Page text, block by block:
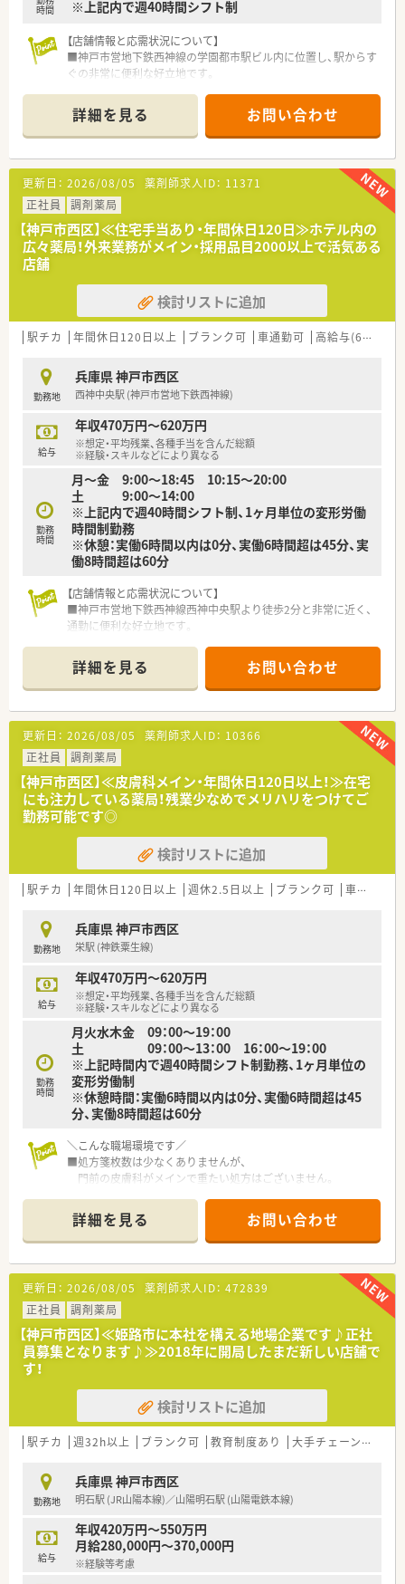
時間 ※上記内で週40時間シフト制
【店舗情報と応需状況について】
■神戸市営地下鉄西神線の学園都市駅ビル内に位置し、駅からす
ぐの非常に便利な好立地です。
から200枚ほど応需しています。
■常勤4名と非常勤1名の薬剤師に加え、事務3名の充実した人員
体制で業務を行っています。
【募集背景と求める人物像について】
■欠員補充のための急募案件であり、即戦力となる調剤経験をお
持ちの方を優先して探しています。
■長期的な組織形成を見据え、向上心を持って業務に取り組める
20代から30代の方を歓迎します。
■チームワークを大切にし、周囲と協調しながら柔軟な対応がで
【求人情報について】
■提示年収は経験やスキルを考慮し、420万円から最大550万円
の間で決定される予定です。
め、生活費の負担が軽減されます。
■賞与は年2回支給されており、平均で3.5ヶ月分の実績があるた
め安定した収入が見込めます。
【想定されるキャリアイメージ】
■一般職から主任、副薬局長、薬局長へとステップアップできる
明確な人事制度があります。
■店舗マネジメントやエリア統括など、意欲と実力次第で上位職
への挑戦が可能な環境です。
■実力主義の評価制度を導入しているため、年齢に関わらず早期
の昇格や昇給を目指すことができます。
詳細を見る お問い合わせ
更新日： 2026/08/05 薬剤師求人ID： 11371
正社員
調剤薬局
【神戸市西区】≪住宅手当あり・年間休日120日≫ホテル内の
広々薬局！外来業務がメイン・採用品目2000以上で活気ある
店舗
検討リストに追加
駅チカ 年間休日120日以上 ブランク可 車通勤可 高給与(600万円以上)
勤務地
兵庫県 神戸市西区
西神中央駅 (神戸市営地下鉄西神線)
給与
年収470万円～620万円
※想定・平均残業、各種手当を含んだ総額
※経験・スキルなどにより異なる
勤務
時間
月～金 9:00～18:45 10:15～20:00
土 9:00～14:00
※上記内で週40時間シフト制、1ヶ月単位の変形労働
時間制勤務
※休憩：実働6時間以内は0分、実働6時間超は45分、実
働8時間超は60分
【店舗情報と応需状況について】
■神戸市営地下鉄西神線西神中央駅より徒歩2分と非常に近く、
通勤に便利な好立地です。
枚応需する活気ある店舗です。
■薬剤師常勤7名、事務常勤5名と手厚い人員体制で、効率良く患
者様対応ができる環境です。
【募集背景と求める人物像について】
■欠員補充のため2名募集しており、本部からのヘルプが入るな
ど採用温度感は非常に高いです。
■ブランクのある方や若手から55歳まで、幅広く意欲ある方の
チャレンジを歓迎しています。
■患者様第一主義の理念のもと、チームワークを大切にして働け
る方を求めています。
【法人特徴について】
■兵庫県下で34店舗を展開する地場チェーンであり、無借金経
営による盤石な経営基盤があります。
様と向き合える環境です。
■在宅業務は全店舗で積極的に行っており、1,100人以上の患者
様に対応する豊富なノウハウがあります。
【求人情報について】
■給与は年収450万円から550万円ですが、経験次第で580万円
まで提示された実績があります。
■年間休日120日以上、週休2日制であり、大手企業並みの充実し
た福利厚生が魅力です。
■賞与は年2回（約3ヵ月分）支給され、各種手当も充実している
ため安定した収入が得られます。
詳細を見る お問い合わせ
更新日： 2026/08/05 薬剤師求人ID： 10366
正社員
調剤薬局
【神戸市西区】≪皮膚科メイン・年間休日120日以上！≫在宅
にも注力している薬局！残業少なめでメリハリをつけてご
勤務可能です◎
検討リストに追加
駅チカ 年間休日120日以上 週休2.5日以上 ブランク可 車通勤可
勤務地
兵庫県 神戸市西区
栄駅 (神鉄粟生線)
給与
年収470万円～620万円
※想定・平均残業、各種手当を含んだ総額
※経験・スキルなどにより異なる
勤務
時間
月火水木金 09：00～19：00
土 09：00～13：00 16：00～19：00
※上記時間内で週40時間シフト制勤務、1ヶ月単位の
変形労働制
※休憩時間：実働6時間以内は0分、実働6時間超は45
分、実働8時間超は60分
＼こんな職場環境です／
■処方箋枚数は少なくありませんが、
門前の皮膚科がメインで重たい処方はございません。
■毎健康に関するイベントを実施や在宅にも力を入れており、
地域に根差した薬局です。
＼ こんな会社です ／
■兵庫県神戸市に本社がある、創業30年以上の兵庫県地場のチ
ェーン企業、
兵庫県下で34店舗展開、うち30店舗が三宮より60分圏内の立
地です。
■患者様から地域で最も信頼される健康ステーションを目指し、
設立間もないころから力を入れていた「在宅医療」は
ます。
■患者様にどうしたら寄り添えるか・薬剤師として何が出来るか
を常に考えることを大切にしてこられました。
その志を社員全員がもち
＼ 入社後の教育制度について ／
■正社員・パート含め、薬剤師会主催の
勉強会（医師・薬学部教授の講演など）に参加可能です。
■薬剤師・看護師に参加いただき、
在宅業務をテーマとした勉強会を開催しています。
詳細を見る お問い合わせ
更新日： 2026/08/05 薬剤師求人ID： 472839
正社員
調剤薬局
【神戸市西区】≪姫路市に本社を構える地場企業です♪正社
員募集となります♪≫2018年に開局したまだ新しい店舗で
す！
検討リストに追加
駅チカ 週32h以上 ブランク可 教育制度あり 大手チェーン以外
勤務地
兵庫県 神戸市西区
明石駅 (JR山陽本線)／山陽明石駅 (山陽電鉄本線)
給与
年収420万円～550万円
月給280,000円～370,000円
※経験等考慮